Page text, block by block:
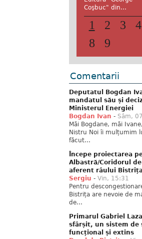
Coşbuc" din...
1 2 3 4
8
9
Comentarii
Deputatul Bogdan
mandatul său și
Ministerul Energiei
Bogdan Ivan - Sâm,
Măi Bogdane, măi
Nistru Noi îi mulțumim
făcut...
Începe proiectarea
Albastră/Coridorul
aferent râului
Sergiu - Vin, 15:31
Pentru
Bistrița are nevoie de
de...
Primarul Gabriel
sfârșit, un sistem de
funcțional și extins